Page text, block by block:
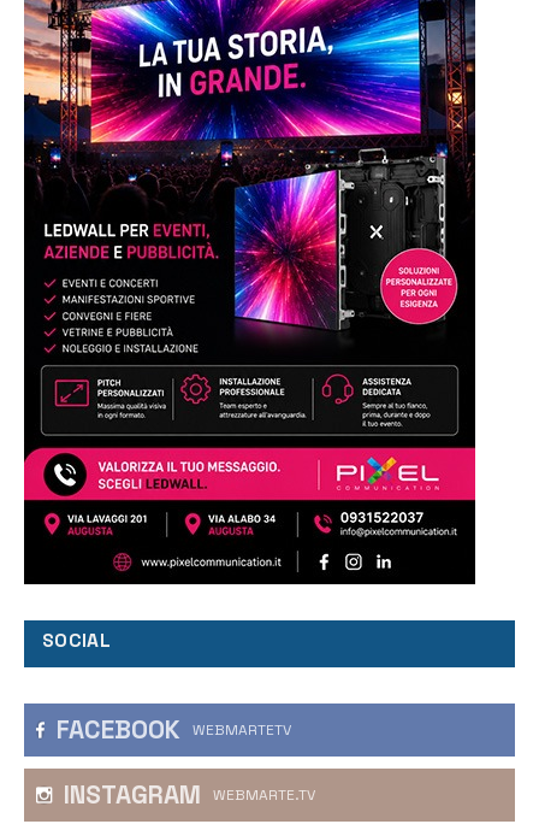
SOCIAL
FACEBOOK WEBMARTETV
INSTAGRAM WEBMARTE.TV